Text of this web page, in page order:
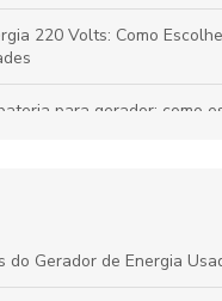
220 Volts: Como
para gerador: como
Preço: Descubra O Que
do Gerador de Energia